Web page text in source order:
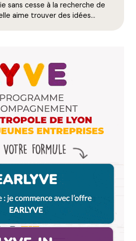
ne sera pas publiée.
sont indiqués avec
les nouveaux commentaires
sans cesse à la recherche de
aime trouver des idées…